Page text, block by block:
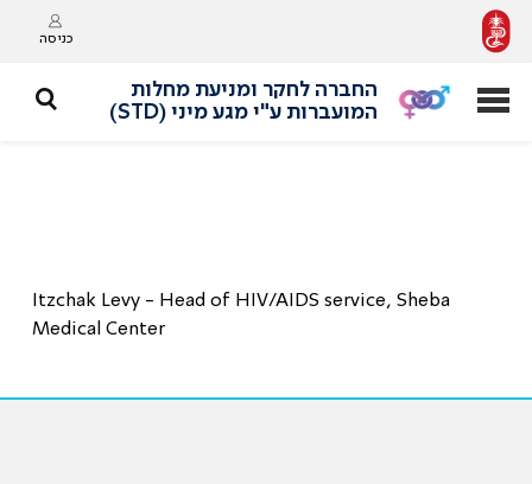
כניסה
החברה לחקר ומניעת מחלות
המועברות ע"י מגע מיני (STD)
Itzchak Levy - Head of HIV/AIDS service, Sheba
Medical Center